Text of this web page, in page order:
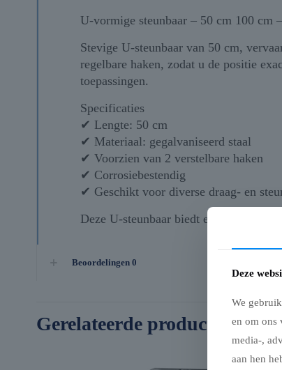
U-vormige steunbaar – 50 cm 100 cm
Stevige U-steunbaar van 50 cm,
regelbare haken, zodat u de positie
toepassingen.
Specificaties
✔ Lengte: 50 cm
✔ Materiaal: gegalvaniseerd staal
✔ Voorzien van 2 verstelbare haken
✔ Corrosiebestendig
✔ Geschikt voor diverse draag- en
Deze U-steunbaar biedt een
Beoordelingen 0
Gerelateerde producten
Deze
We
en om ons
media-,
aan hen